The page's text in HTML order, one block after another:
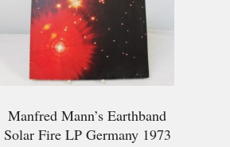
Manfred Mann’s Earthband
Solar Fire LP Germany 1973